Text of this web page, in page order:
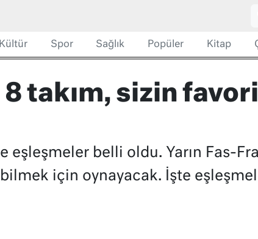
Kültür Spor Sağlık Popüler Kitap
8 takım, sizin
eşleşmeler belli oldu. Yarın Fas-
için oynayacak. İşte